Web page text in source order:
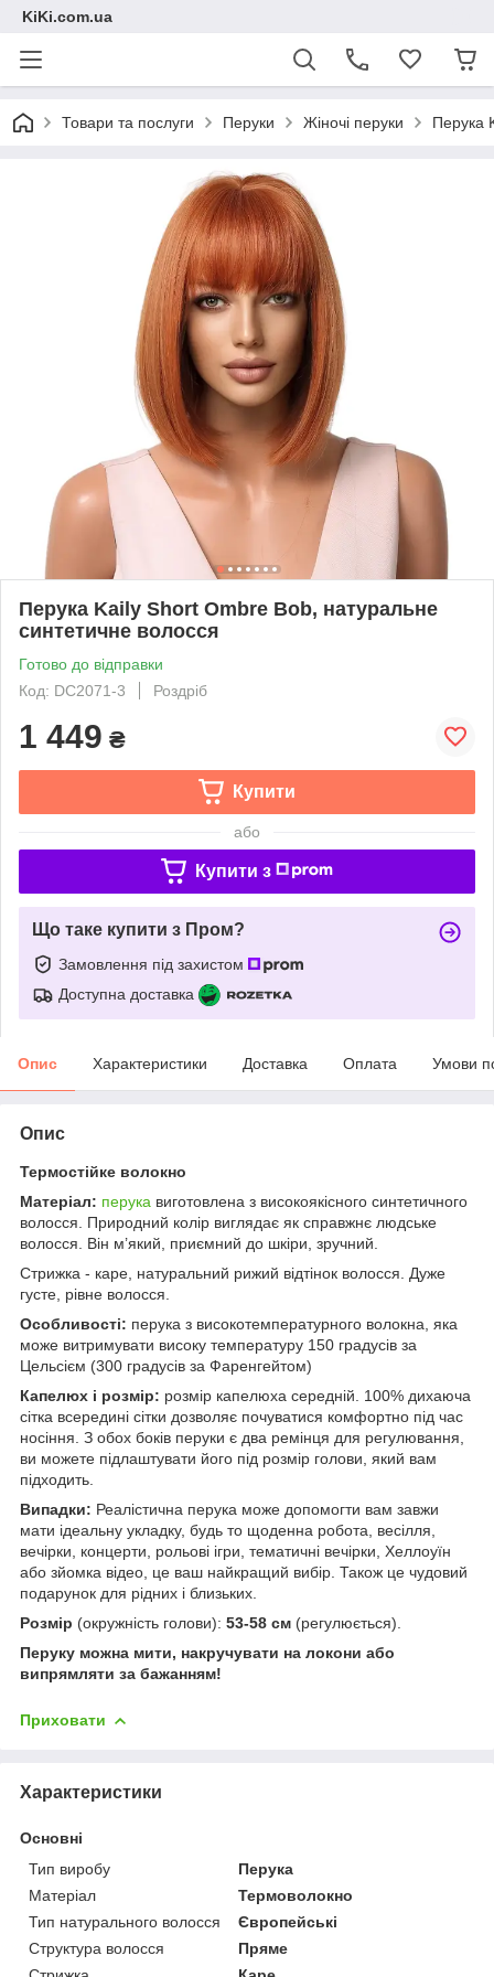
KiKi.com.ua
Товари та послуги Перуки Жіночі перуки Перука
Перука Kaily Short Ombre Bob, натуральне
синтетичне волосся
Готово до відправки
Код: DC2071-3
Роздріб
1 449 ₴
Купити
або
Купити з
Що таке купити з Пром?
Замовлення під захистом
Доступна доставка
Опис Характеристики Доставка Оплата Умови
Опис
Термостійке волокно
Матеріал: перука виготовлена з високоякісного синтетичного
волосся. Природний колір виглядає як справжнє людське
волосся. Він м’який, приємний до шкіри, зручний.
Стрижка - каре, натуральний рижий відтінок волосся. Дуже
густе, рівне волосся.
Особливості: перука з високотемпературного волокна, яка
може витримувати високу температуру 150 градусів за
Цельсієм (300 градусів за Фаренгейтом)
Капелюх і розмір: розмір капелюха середній. 100% дихаюча
сітка всередині сітки дозволяє почуватися комфортно під час
носіння. З обох боків перуки є два ремінця для регулювання,
ви можете підлаштувати його під розмір голови, який вам
підходить.
Випадки: Реалістична перука може допомогти вам завжи
мати ідеальну укладку, будь то щоденна робота, весілля,
вечірки, концерти, рольові ігри, тематичні вечірки, Хеллоуїн
або зйомка відео, це ваш найкращий вибір. Також це чудовий
подарунок для рідних і близьких.
Розмір (окружність голови): 53-58 см (регулюється).
Перуку можна мити, накручувати на локони або
випрямляти за бажанням!
Приховати
Характеристики
Основні
Тип виробу
Перука
Матеріал
Термоволокно
Тип натурального волосся
Європейські
Структура волосся
Пряме